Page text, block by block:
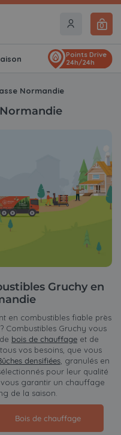
0
Points Drive
24h/24h
Normandie
Gruchy en
en combustibles fiable près
Combustibles Gruchy vous
bois de chauffage et de
vos besoins, que vous
densifiées, granulés en
pour leur qualité
garantir un chauffage
de la saison.
Bois de chauffage